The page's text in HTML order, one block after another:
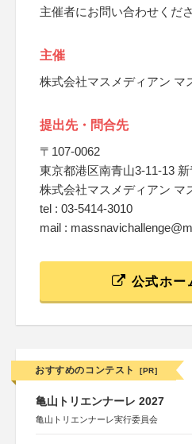
主催者にお問い合わせくだ
主催
株式会社マスメディアン マ
提出先・問合先
〒107-0062
東京都港区南青山3-11-13
株式会社マスメディアン マ
tel : 03-5414-3010
mail :
公式ホー
おすすめのコンテスト [PR]
亀山トリエンナーレ 2027
亀山トリエンナーレ実行委員会